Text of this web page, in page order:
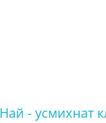
Най - усмихнат